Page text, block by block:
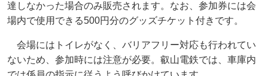
達しなかった場合のみ販売されます。なお、参加券には会
場内で使用できる500円分のグッズチケット付きです。
会場にはトイレがなく、バリアフリー対応も行われてい
ないため、参加時には注意が必要。叡山電鉄では、車庫内